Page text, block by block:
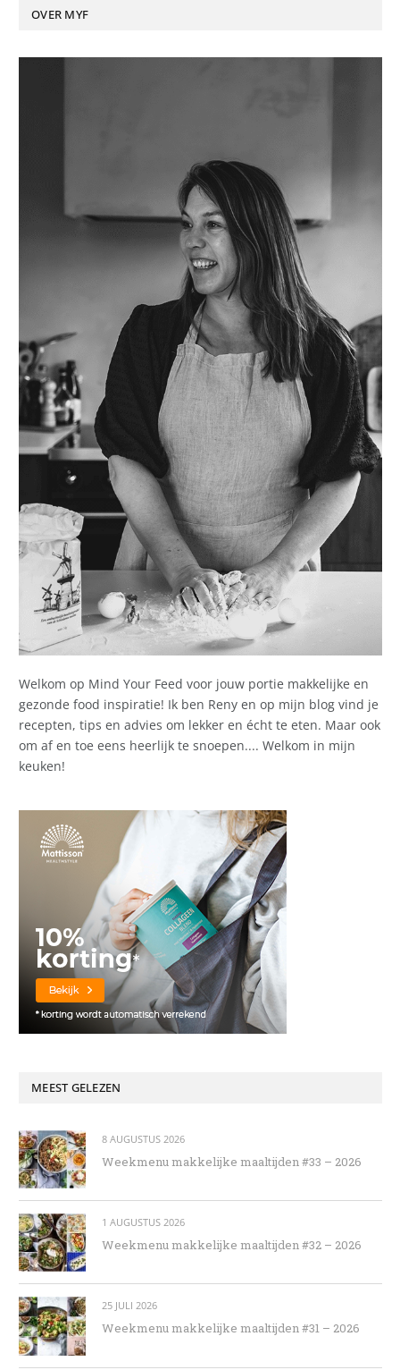
OVER MYF
Welkom op Mind Your Feed voor jouw portie makkelijke en
gezonde food inspiratie! Ik ben Reny en op mijn blog vind je
recepten, tips en advies om lekker en écht te eten. Maar ook
om af en toe eens heerlijk te snoepen.... Welkom in mijn
keuken!
MEEST GELEZEN
8 AUGUSTUS 2026
Weekmenu makkelijke maaltijden #33 – 2026
1 AUGUSTUS 2026
Weekmenu makkelijke maaltijden #32 – 2026
25 JULI 2026
Weekmenu makkelijke maaltijden #31 – 2026